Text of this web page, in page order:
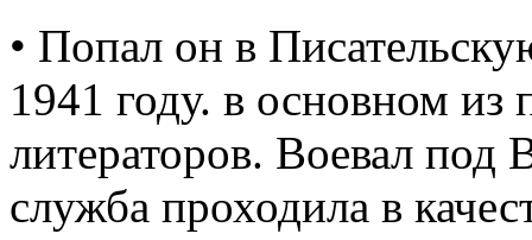
• Попал он в
1941 году. в основном из
литераторов. Воевал под
служба проходила в